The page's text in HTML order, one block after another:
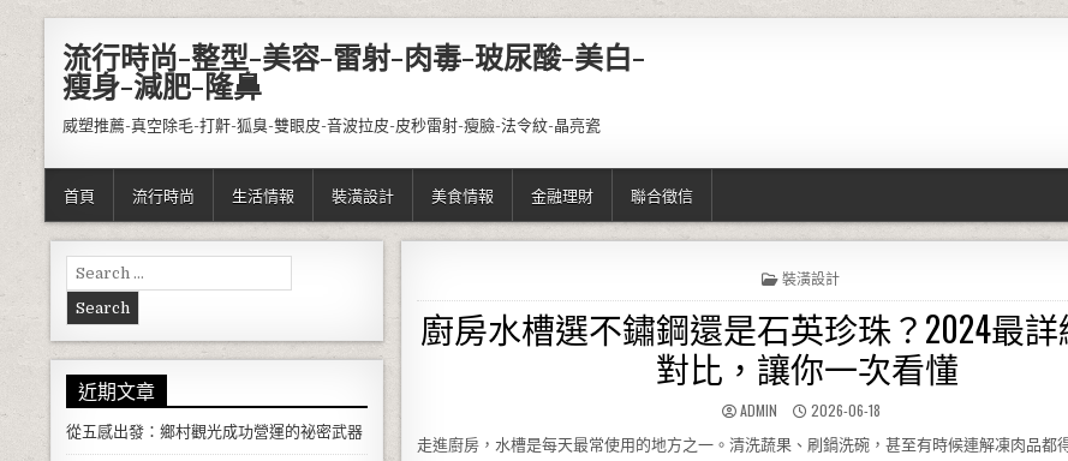
流行時尚-整型-美容-雷射-肉毒-玻尿酸-美白-
瘦身-減肥-隆鼻
威塑推薦-真空除毛-打鼾-狐臭-雙眼皮-音波拉皮-皮秒雷射-瘦臉-法令紋-晶亮瓷
首頁 流行時尚 生活情報 裝潢設計 美食情報 金融理財 聯合徵信
POSTED IN
裝潢設計
廚房水槽選不鏽鋼還是石英珍珠？2024最
對比，讓你一次看懂
AUTHOR:
ADMIN PUBLISHED DATE:
2026-06-18
走進廚房，水槽是每天最常使用的地方之一。清洗蔬果、刷鍋洗碗，甚至有時候連解凍肉品都
Search for:
近期文章
從五感出發：鄉村觀光成功營運的祕密武器